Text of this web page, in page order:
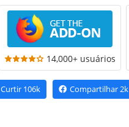
14,000+ usuários
Curtir106k Compartilhar2k